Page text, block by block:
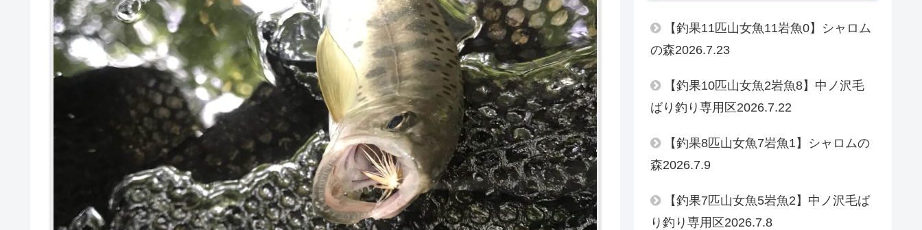
【釣果11匹山女魚11岩魚0】シャロム
の森2026.7.23
【釣果10匹山女魚2岩魚8】中ノ沢毛
ばり釣り専用区2026.7.22
【釣果8匹山女魚7岩魚1】シャロムの
森2026.7.9
【釣果7匹山女魚5岩魚2】中ノ沢毛ば
り釣り専用区2026.7.8